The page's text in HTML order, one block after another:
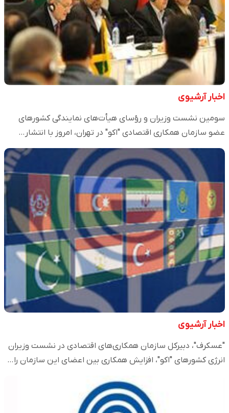
اخبار آرشیوی
سومین نشست وزیران و رؤسای هیأت‌های نمایندگی کشورهای
عضو سازمان همکاری اقتصادی "اکو" در تهران، امروز با انتشار…
اخبار آرشیوی
"عسکرف"، دبیر‌کل سازمان همکاری‌های اقتصادی در نشست وزیران
انرژی کشورهای "اکو"، افزایش همکاری بین اعضای این سازمان را…